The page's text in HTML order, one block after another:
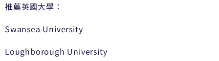
推薦英國大學：
Swansea University
Loughborough University